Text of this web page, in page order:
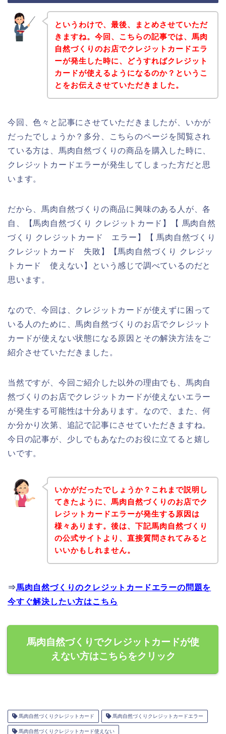
というわけで、最後、まとめさせていただ
きますね。今回、こちらの記事では、馬肉
自然づくりのお店でクレジットカードエラ
ーが発生した時に、どうすればクレジット
カードが使えるようになるのか？というこ
とをお伝えさせていただきました。
今回、色々と記事にさせていただきましたが、いかが
だったでしょうか？多分、こちらのページを閲覧され
ている方は、馬肉自然づくりの商品を購入した時に、
クレジットカードエラーが発生してしまった方だと思
います。
だから、馬肉自然づくりの商品に興味のある人が、各
自、【馬肉自然づくり クレジットカード】【 馬肉自然
づくり クレジットカード エラー】【 馬肉自然づくり
クレジットカード 失敗】【馬肉自然づくり クレジッ
トカード 使えない】という感じで調べているのだと
思います。
なので、今回は、クレジットカードが使えずに困って
いる人のために、馬肉自然づくりのお店でクレジット
カードが使えない状態になる原因とその解決方法をご
紹介させていただきました。
当然ですが、今回ご紹介した以外の理由でも、馬肉自
然づくりのお店でクレジットカードが使えないエラー
が発生する可能性は十分あります。なので、また、何
か分かり次第、追記で記事にさせていただきますね。
今日の記事が、少しでもあなたのお役に立てると嬉し
いです。
いかがだったでしょうか？これまで説明し
てきたように、馬肉自然づくりのお店でク
レジットカードエラーが発生する原因は
様々あります。後は、下記馬肉自然づくり
の公式サイトより、直接質問されてみると
いいかもしれません。
⇒馬肉自然づくりのクレジットカードエラーの問題を
今すぐ解決したい方はこちら
馬肉自然づくりでクレジットカードが使
えない方はこちらをクリック
馬肉自然づくりクレジットカード 馬肉自然づくりクレジットカードエラー
馬肉自然づくりクレジットカード使えない